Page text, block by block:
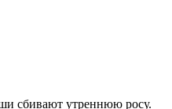
сбивают утреннюю росу.